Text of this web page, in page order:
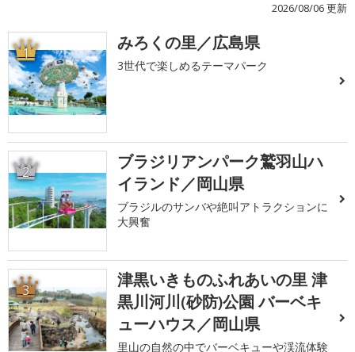
2026/08/06 更新
1 みろくの里／広島県
3世代で楽しめるテーマパーク
2
ブラジリアンパーク鷲羽山ハ
イランド／岡山県
ブラジルのサンバや絶叫アトラクションに
大興奮
3
津黒いきものふれあいの里 津
黒川河川(砂防)公園 バーベキ
ューハウス／岡山県
里山の自然の中でバーベキューや渓流体験